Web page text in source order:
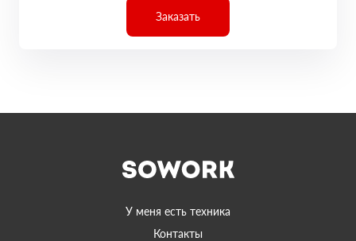
Заказать
У меня есть техника
Контакты